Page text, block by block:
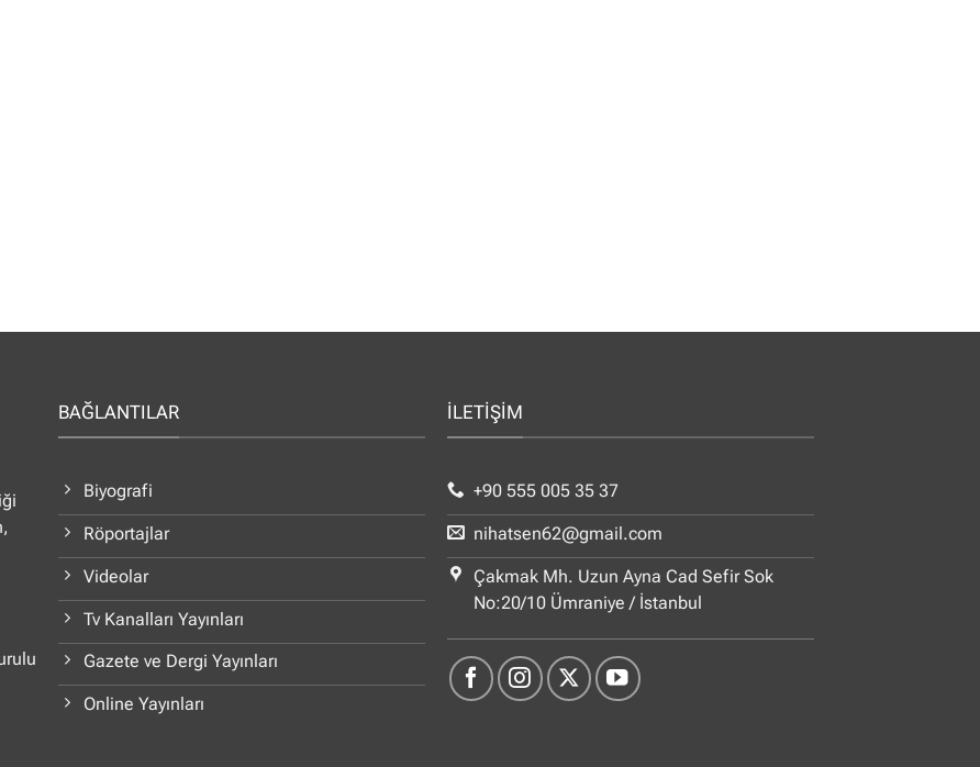
BAĞLANTILAR
Biyografi
Röportajlar
Videolar
Tv Kanalları Yayınları
Gazete ve Dergi Yayınları
Online Yayınları
İLETİŞİM
+90 555 005 35 37
nihatsen62@gmail.com
Çakmak Mh. Uzun Ayna Cad Sefir Sok
No:20/10 Ümraniye / İstanbul